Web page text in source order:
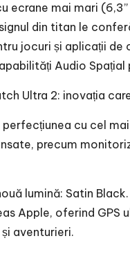
ecrane mai mari
din titan le
jocuri și aplicații
Audio Spațial
Ultra 2: inovația
cu cel
precum
lumină: Satin
Apple, oferind
aventurieri.